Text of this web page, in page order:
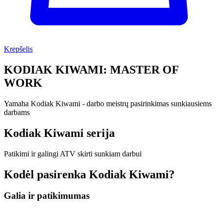
Krepšelis
KODIAK KIWAMI: MASTER OF
WORK
Yamaha Kodiak Kiwami - darbo meistrų pasirinkimas sunkiausiems
darbams
Kodiak Kiwami serija
Patikimi ir galingi ATV skirti sunkiam darbui
Kodėl pasirenka Kodiak Kiwami?
Galia ir patikimumas